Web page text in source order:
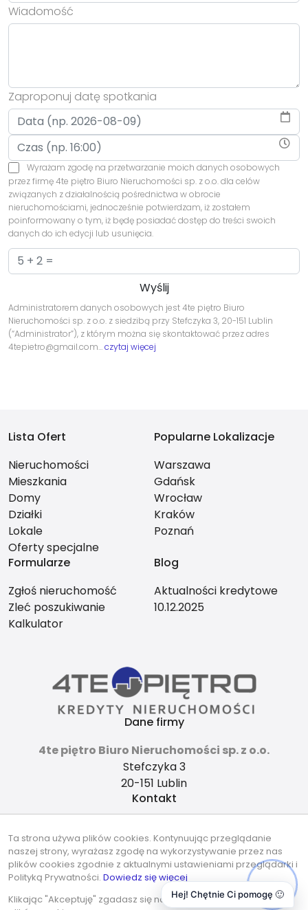
Wiadomość
Zaproponuj datę spotkania
Wyrażam zgodę na przetwarzanie moich danych osobowych
przez firmę 4te piętro Biuro Nieruchomości sp. z o.o. dla celów
związanych z działalnością pośrednictwa w obrocie
nieruchomościami, jednocześnie potwierdzam, iż zostałem
poinformowany o tym, iż będę posiadać dostęp do treści swoich
danych do ich edycji lub usunięcia.
Administratorem danych osobowych jest 4te piętro Biuro
Nieruchomości sp. z o.o. z siedzibą przy Stefczyka 3, 20-151 Lublin
(“Administrator”), z którym można się skontaktować przez adres
4tepietro@gmail.com…czytaj więcej
Lista Ofert
Nieruchomości
Mieszkania
Domy
Działki
Lokale
Oferty specjalne
Popularne Lokalizacje
Warszawa
Gdańsk
Wrocław
Kraków
Poznań
Formularze
Zgłoś nieruchomość
Zleć poszukiwanie
Kalkulator
Blog
Aktualności kredytowe
10.12.2025
Dane firmy
4te piętro Biuro Nieruchomości sp. z o.o.
Stefczyka 3
20-151 Lublin
Kontakt
737-490-490
Znajdziesz nas tu
Ta strona używa plików cookies. Kontynuując przeglądanie
naszej strony, wyrażasz zgodę na wykorzystywanie przez nas
plików cookies zgodnie z aktualnymi ustawieniami przeglądarki i
Polityką Prywatności. Dowiedz się więcej
Klikając "Akceptuję" zgadasz się na wykorzystywanie przez nas
Hej! Chętnie Ci pomogę 🙂